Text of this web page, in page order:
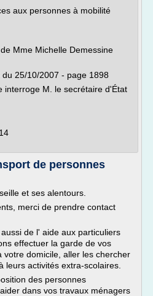
aux personnes à mobilité
Mme Michelle Demessine
25/10/2007 - page 1898
interroge M. le secrétaire d'État
de personnes
et ses alentours.
merci de prendre contact
de l' aide aux particuliers
effectuer la garde de vos
votre domicile, aller les chercher
leurs activités extra-scolaires.
des personnes
dans vos travaux ménagers